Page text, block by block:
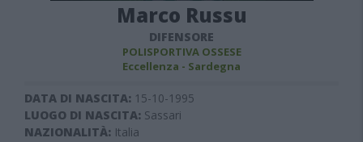
Marco Russu
DIFENSORE
POLISPORTIVA OSSESE
Eccellenza - Sardegna
DATA DI NASCITA: 15-10-1995
LUOGO DI NASCITA: Sassari
NAZIONALITÀ: Italia